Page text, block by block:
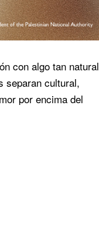
con algo tan natural
separan cultural,
por encima del